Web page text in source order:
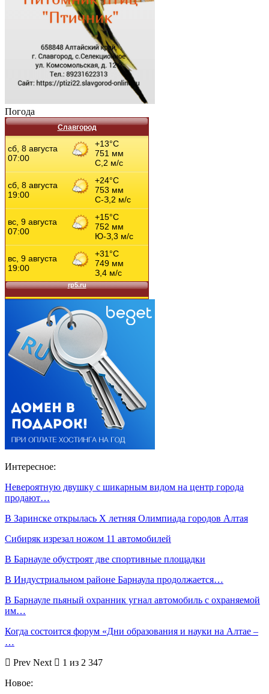
Погода
Славгород
Интересное:
Невероятную двушку с шикарным видом на центр города
продают…
В Заринске открылась X летняя Олимпиада городов Алтая
Сибиряк изрезал ножом 11 автомобилей
В Барнауле обустроят две спортивные площадки
В Индустриальном районе Барнаула продолжается…
В Барнауле пьяный охранник угнал автомобиль с охраняемой
им…
Когда состоится форум «Дни образования и науки на Алтае –
…
Prev Next
1 из 2 347
Новое: